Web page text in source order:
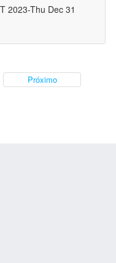
2023-Thu Dec 31
Próximo